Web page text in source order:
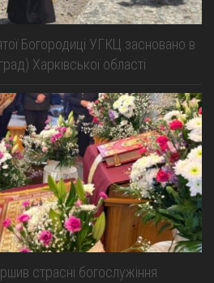
Богородиці УГКЦ засновано в
Харківської області
страсні богослужіння